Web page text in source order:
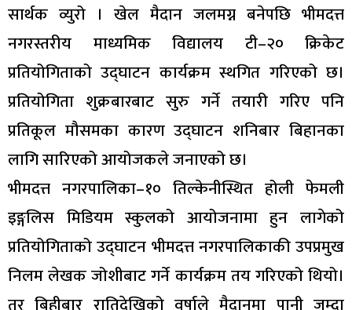
सार्थक व्युरो । खेल मैदान जलमग्न बनेपछि भीमदत्त
नगरस्तरीय माध्यमिक विद्यालय टी–२० क्रिकेट
प्रतियोगिताको उद्घाटन कार्यक्रम स्थगित गरिएको छ।
प्रतियोगिता शुक्रबारबाट सुरु गर्ने तयारी गरिए पनि
प्रतिकूल मौसमका कारण उद्घाटन शनिबार बिहानका
लागि सारिएको आयोजकले जनाएको छ।
भीमदत्त नगरपालिका–१० तिल्केनीस्थित होली फेमली
इङ्गलिस मिडियम स्कुलको आयोजनामा हुन लागेको
प्रतियोगिताको उद्घाटन भीमदत्त नगरपालिकाकी उपप्रमुख
निलम लेखक जोशीबाट गर्ने कार्यक्रम तय गरिएको थियो।